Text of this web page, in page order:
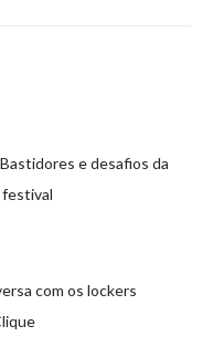
e desafios da
festival
com os lockers